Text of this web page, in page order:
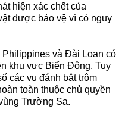
hiện xác chết của
được bảo vệ vì có nguy
Philippines và Đài Loan có
khu vực Biển Đông. Tuy
các vụ đánh bắt trộm
toàn thuộc chủ quyền
Trường Sa.